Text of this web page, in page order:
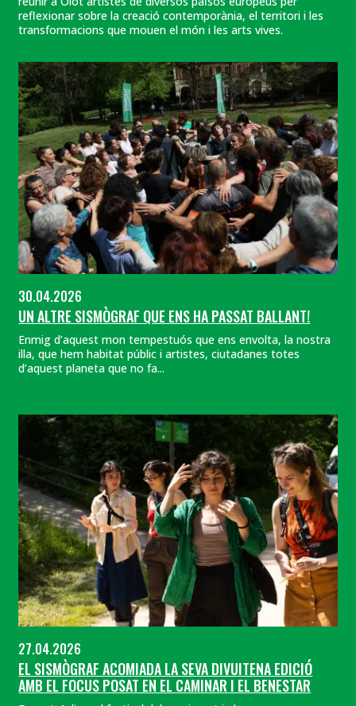
reflexionar sobre la creació contemporània, el territori i les
transformacions que mouen el món i les arts vives.
30.04.2026
UN ALTRE SISMÒGRAF QUE ENS HA PASSAT BALLANT!
Enmig d’aquest mon tempestuós que ens envolta, la nostra
illa, que hem habitat públic i artistes, ciutadanes totes
d’aquest planeta que no fa...
27.04.2026
EL SISMÒGRAF ACOMIADA LA SEVA DIVUITENA EDICIÓ
AMB EL FOCUS POSAT EN EL CAMINAR I EL BENESTAR